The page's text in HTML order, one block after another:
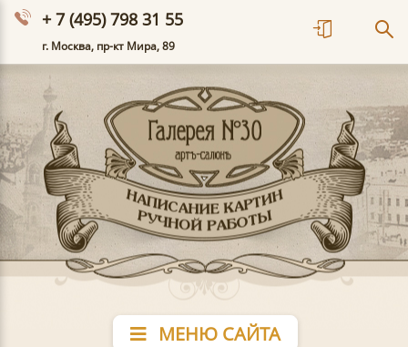
+ 7 (495) 798 31 55
г. Москва, пр-кт Мира, 89
МЕНЮ САЙТА